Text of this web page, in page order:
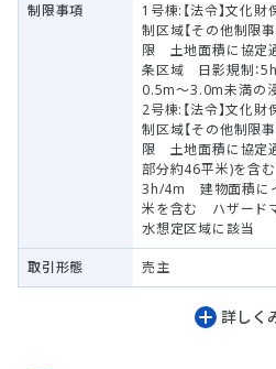
制限事項
1号棟:【法令】文化
制区域【その他制限
限 土地面積に協定
条区域 日影規制：
0.5m～3.0m未満の
2号棟:【法令】文化
制区域【その他制限
限 土地面積に協定
部分約46平米)を含
3h/4m 建物面積に
米を含む ハザード
水想定区域に該当
取引形態 売主
詳しく